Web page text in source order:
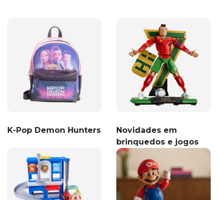
K-Pop Demon Hunters
Novidades em
brinquedos e jogos